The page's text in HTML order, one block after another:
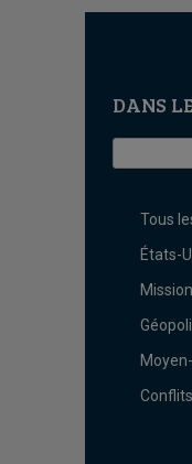
DANS
Tous
États-